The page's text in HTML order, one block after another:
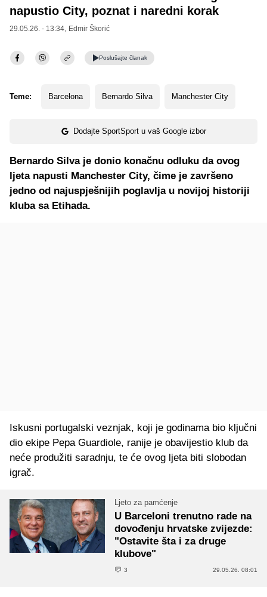
napustio City, poznat i naredni korak
29.05.26. - 13:34, Edmir Škorić
Poslušajte članak
Teme: Barcelona Bernardo Silva Manchester City
Dodajte SportSport u vaš Google izbor
Bernardo Silva je donio konačnu odluku da ovog
ljeta napusti Manchester City, čime je završeno
jedno od najuspješnijih poglavlja u novijoj historiji
kluba sa Etihada.
Iskusni portugalski veznjak, koji je godinama bio ključni
dio ekipe Pepa Guardiole, ranije je obavijestio klub da
neće produžiti saradnju, te će ovog ljeta biti slobodan
igrač.
Ljeto za pamćenje
U Barceloni trenutno rade na
dovođenju hrvatske zvijezde:
"Ostavite šta i za druge
klubove"
3 29.05.26. 08:01